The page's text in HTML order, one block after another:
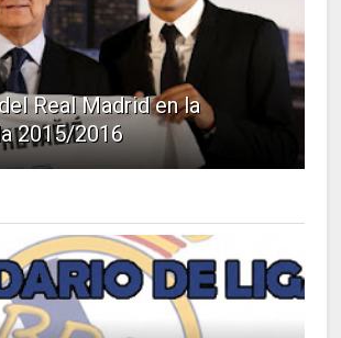
Real Madrid en la
2015/2016